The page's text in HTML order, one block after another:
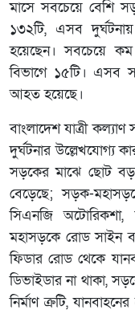
মাসে সবচেয়ে বেশি
১৩২টি, এসব
হয়েছেন। সবচেয়ে
বিভাগে ১৫টি।
আহত হয়েছে।
বাংলাদেশ যাত্রী
দুর্ঘটনার উল্লেখযোগ্য
সড়কের মাঝে ছোট বড়
বেড়েছে; সড়ক-
সিএনজি অটোরিকশা,
মহাসড়কে রোড সাইন
ফিডার রোড থেকে
ডিভাইডার না থাকা,
নির্মাণ ক্রটি,